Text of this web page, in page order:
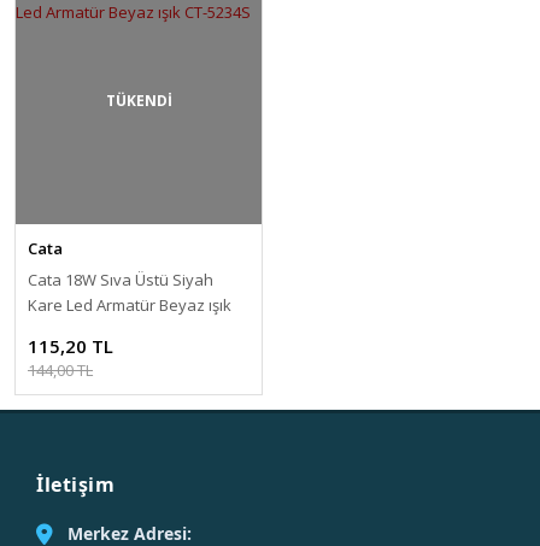
TÜKENDİ
Cata
Cata 18W Sıva Üstü Siyah
Kare Led Armatür Beyaz ışık
115,20 TL
144,00 TL
İletişim
Merkez Adresi: